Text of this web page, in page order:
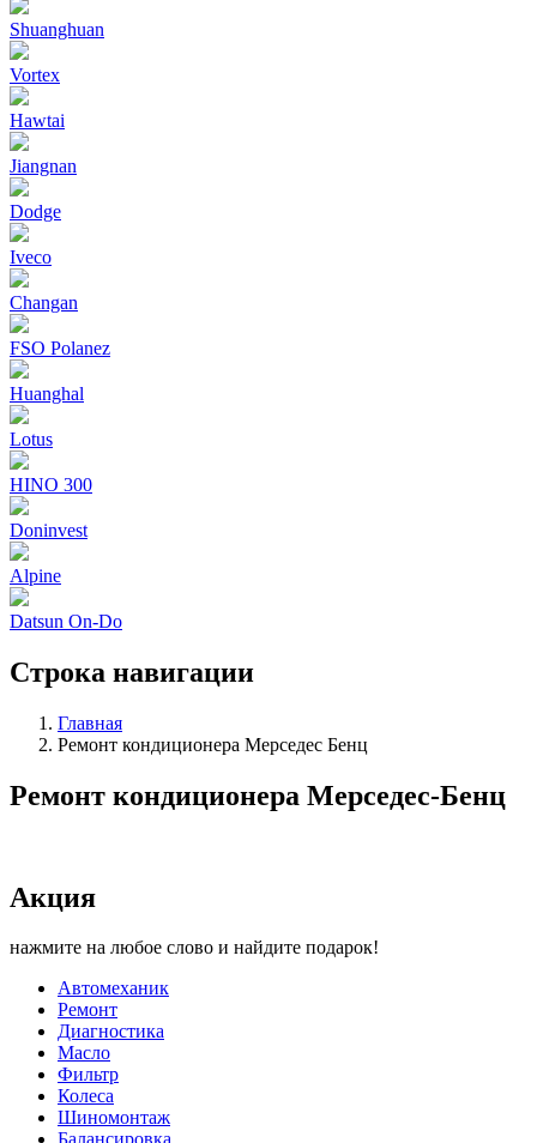
Shuanghuan
Vortex
Hawtai
Jiangnan
Dodge
Iveco
Changan
FSO Polanez
Huanghal
Lotus
HINO 300
Doninvest
Alpine
Datsun On-Do
Строка навигации
Главная
Ремонт кондиционера Мерседес Бенц
Ремонт кондиционера Мерседес-Бенц
Акция
нажмите на любое слово и найдите подарок!
Автомеханик
Ремонт
Диагностика
Масло
Фильтр
Колеса
Шиномонтаж